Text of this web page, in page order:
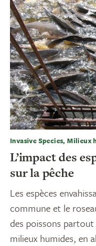
Invasive Species, Milieux
L’impact des
sur la pêche
Les espèces
commune et le
des poissons partout
milieux humides, en